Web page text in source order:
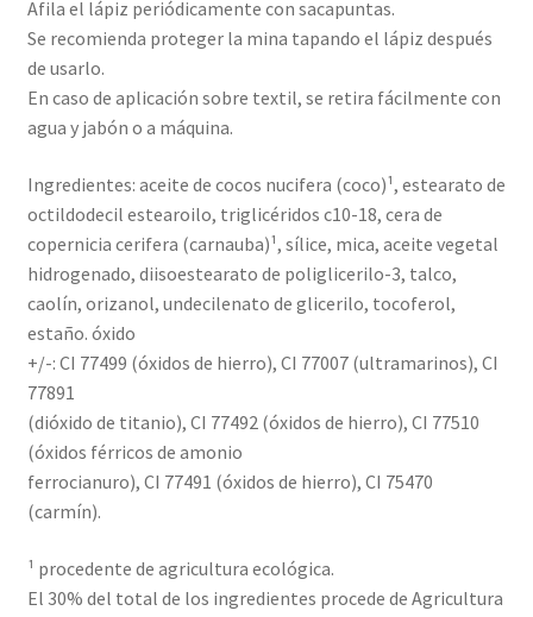
Afila el lápiz periódicamente con sacapuntas.
Se recomienda proteger la mina tapando el lápiz después
de usarlo.
En caso de aplicación sobre textil, se retira fácilmente con
agua y jabón o a máquina.
Ingredientes: aceite de cocos nucifera (coco)¹, estearato de
octildodecil estearoilo, triglicéridos c10-18, cera de
copernicia cerifera (carnauba)¹, sílice, mica, aceite vegetal
hidrogenado, diisoestearato de poliglicerilo-3, talco,
caolín, orizanol, undecilenato de glicerilo, tocoferol,
estaño. óxido
+/-: CI 77499 (óxidos de hierro), CI 77007 (ultramarinos), CI
77891
(dióxido de titanio), CI 77492 (óxidos de hierro), CI 77510
(óxidos férricos de amonio
ferrocianuro), CI 77491 (óxidos de hierro), CI 75470
(carmín).
¹ procedente de agricultura ecológica.
El 30% del total de los ingredientes procede de Agricultura